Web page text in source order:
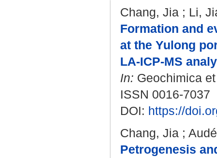
Chang, Jia ; Li,
Formation and
at the Yulong
LA-ICP-MS
In: Geochimica
ISSN 0016-7037
DOI: https://
Chang, Jia ;
Petrogenesis